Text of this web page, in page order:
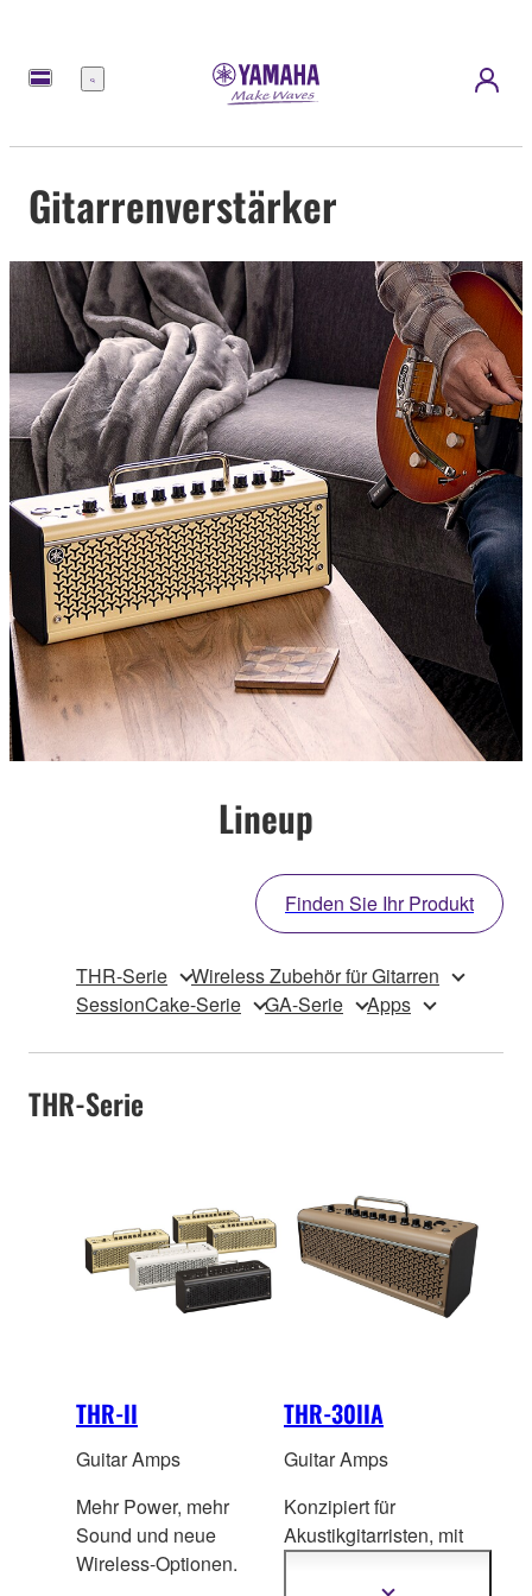
Menü
Gitarrenverstärker
Lineup
Finden Sie Ihr Produkt
THR-Serie
Wireless Zubehör für Gitarren
SessionCake-Serie
GA-Serie Apps
THR-Serie
THR-II
Guitar Amps
Mehr Power, mehr
Sound und neue
Wireless-Optionen.
THR-30IIA
Guitar Amps
Konzipiert für
Akustikgitarristen, mit